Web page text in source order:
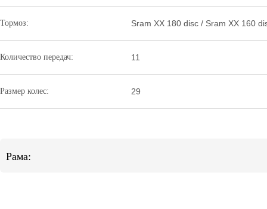
Тормоз: Sram XX 180 disc / Sram XX 160
Количество передач: 11
Размер колес: 29
Рама: